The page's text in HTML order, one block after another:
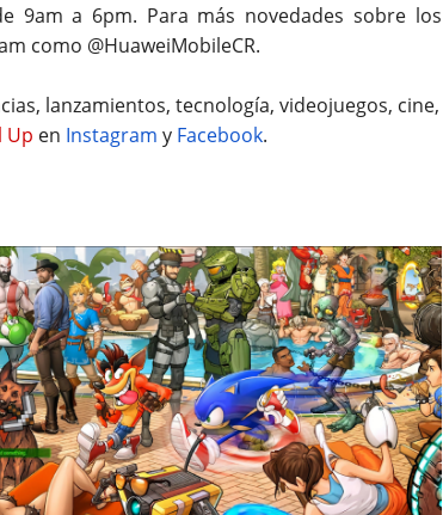
9am a 6pm. Para más novedades sobre los
como @HuaweiMobileCR.
lanzamientos, tecnología, videojuegos, cine,
Up en Instagram y Facebook.